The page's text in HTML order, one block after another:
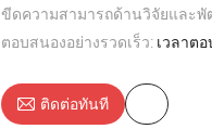
ขีดความสามารถด้านวิจัยและ
ตอบสนองอย่างรวดเร็ว: เวลาต
ติดต่อทันที